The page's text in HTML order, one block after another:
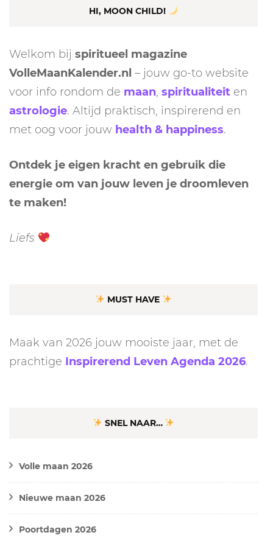
HI, MOON CHILD!
Welkom bij spiritueel magazine
VolleMaanKalender.nl – jouw go-to website
voor info rondom de maan, spiritualiteit en
astrologie. Altijd praktisch, inspirerend en
met oog voor jouw health & happiness.
Ontdek je eigen kracht en gebruik die
energie om van jouw leven je droomleven
te maken!
Liefs
MUST HAVE
Maak van 2026 jouw mooiste jaar, met de
prachtige Inspirerend Leven Agenda 2026.
SNEL NAAR…
Volle maan 2026
Nieuwe maan 2026
Poortdagen 2026